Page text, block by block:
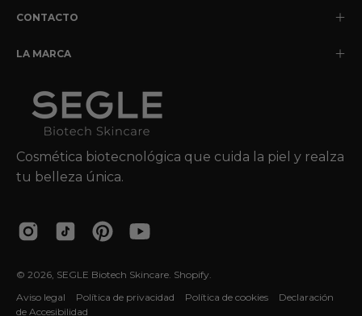
CONTACTO
LA MARCA
Cosmética biotecnológica que cuida la piel y realza
tu belleza única.
© 2026, SEGLE Biotech Skincare. Shopify.
Aviso legal
Política de privacidad Política de cookies
Declaración
de Accesibilidad